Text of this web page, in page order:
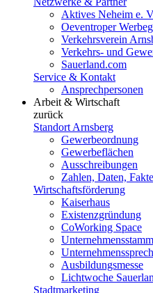
Aktives Neheim e.
Oeventroper
Verkehrsverein
Verkehrs- und
Sauerland.com
Service & Kontakt
Ansprechpersonen
Arbeit & Wirtschaft
zurück
Standort Arnsberg
Gewerbeordnung
Gewerbeflächen
Ausschreibungen
Zahlen, Daten,
Wirtschaftsförderung
Kaiserhaus
Existenzgründung
CoWorking Space
Ausbildungsmesse
Lichtwoche
Stadtmarketing